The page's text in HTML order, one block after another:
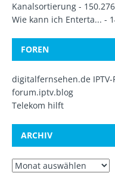
Kanalsortierung -
Wie kann ich Enterta... -
FOREN
digitalfernsehen.de IPTV-
forum.iptv.blog
Telekom hilft
ARCHIV